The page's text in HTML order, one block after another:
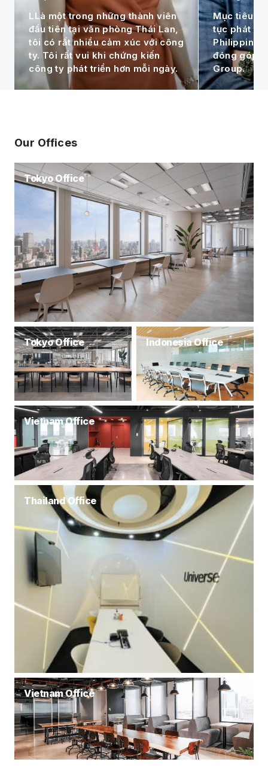
LLà một trong những thành viên
đầu tiên tại văn phòng Thái Lan,
tôi có rất nhiều cảm xúc với công
ty. Tôi rất vui khi chứng kiến
công ty phát triển hơn mỗi ngày.
Mục tiêu
tục phát
Philippines
đóng góp
Group.
Our Offices
Tokyo Office
Tokyo Office Indonesia Office
Vietnam Office
Thailand Office
Vietnam Office